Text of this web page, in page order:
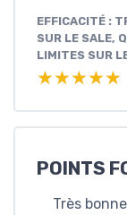
EFFICACITÉ :
SUR LE SALE,
LIMITES SUR
★★★★★
★★★★★
POINTS
Très